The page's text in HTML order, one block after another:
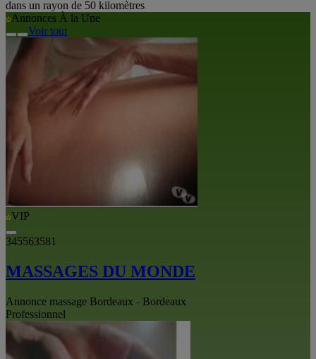
dans un rayon de 50 kilomètres
Annonces À la Une
Voir tout
VIP
345563581
MASSAGES DU MONDE
Annonce massage Bordeaux - Bordeaux
Professionnel